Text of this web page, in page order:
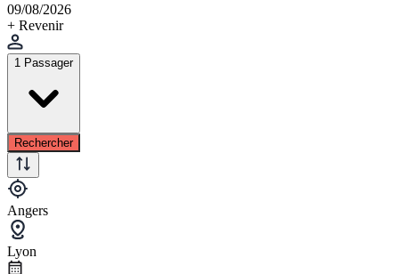
09/08/2026
+ Revenir
1 Passager
Rechercher
Angers
Lyon